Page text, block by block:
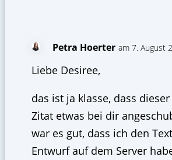
Petra Hoerter am 7. August
Liebe Desiree,
das ist ja klasse, dass
Zitat etwas bei dir
war es gut, dass ich den
Entwurf auf dem Server